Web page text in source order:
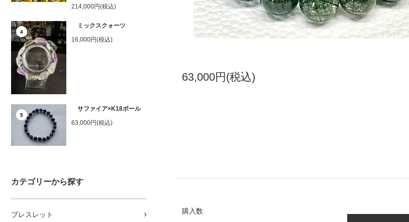
214,000円(税込)
4
ミックスクォーツ
16,000円(税込)
5
サファイア×K18ボール
63,000円(税込)
カテゴリーから探す
ブレスレット
63,000円(税込)
購入数